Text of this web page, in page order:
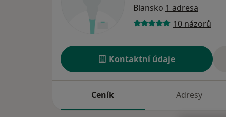
Blansko 1 adresa
10 názorů
Kontaktní údaje
Ceník Adresy